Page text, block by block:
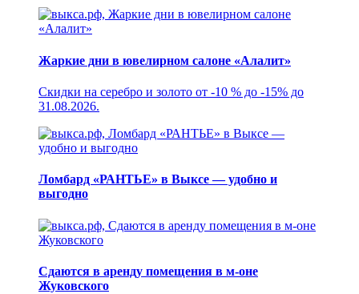
Жаркие дни в ювелирном салоне «Алалит»
Скидки на серебро и золото от -10 % до -15% до
31.08.2026.
Ломбард «РАНТЬЕ» в Выксе — удобно и
выгодно
Сдаются в аренду помещения в м-оне
Жуковского